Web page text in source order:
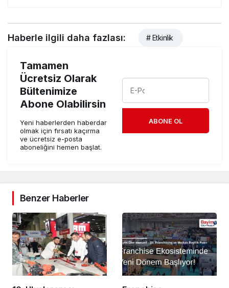
Haberle ilgili daha fazlası: # Etkinlik
Tamamen
Ücretsiz Olarak
Bültenimize
Abone Olabilirsin
Yeni haberlerden haberdar
olmak için fırsatı kaçırma
ve ücretsiz e-posta
aboneliğini hemen başlat.
ABONE OL
Benzer Haberler